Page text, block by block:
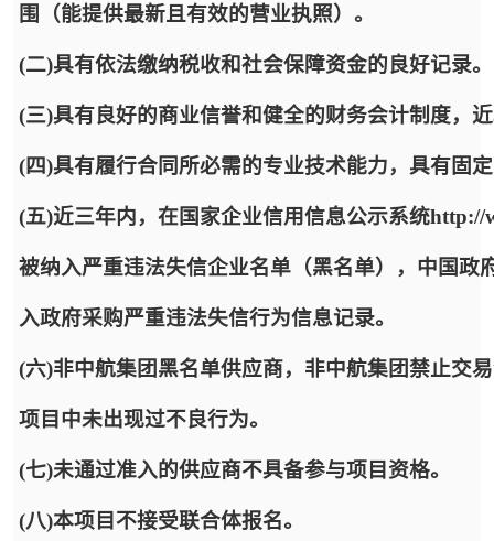
围（能提供最新且有效的营业执照）。
(二)具有依法缴纳税收和社会保障资金的良好记录。
(三)具有良好的商业信誉和健全的财务会计制度，
(四)具有履行合同所必需的专业技术能力，具有固
(五)近三年内，在国家企业信用信息公示系统
被纳入严重违法失信企业名单（黑名单），中国政
入政府采购严重违法失信行为信息记录。
(六)非中航集团黑名单供应商，非中航集团禁止交
项目中未出现过不良行为。
(七)未通过准入的供应商不具备参与项目资格。
(八)本项目不接受联合体报名。